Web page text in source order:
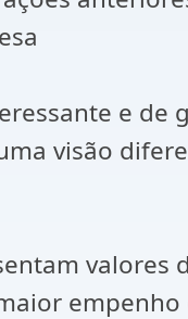
e de
visão